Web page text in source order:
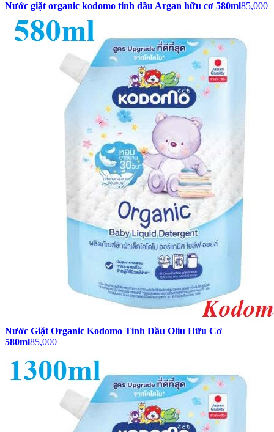
Nước giặt organic kodomo tinh dầu Argan hữu cơ 580ml85,000
Nước Giặt Organic Kodomo Tinh Dầu Oliu Hữu Cơ
580ml85,000